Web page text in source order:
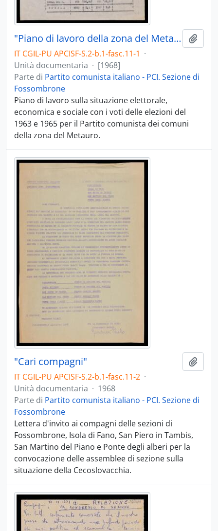
"Piano di lavoro della zona del Metauro"
IT CGIL-PU APCISF-S.2-b.1-fasc.11-1 ·
Unità documentaria · [1968]
Parte di Partito comunista italiano - PCI. Sezione di
Fossombrone
Piano di lavoro sulla situazione elettorale,
economica e sociale con i voti delle elezioni del
1963 e 1965 per il Partito comunista dei comuni
della zona del Metauro.
"Cari compagni"
IT CGIL-PU APCISF-S.2-b.1-fasc.11-2 ·
Unità documentaria · 1968
Parte di Partito comunista italiano - PCI. Sezione di
Fossombrone
Lettera d'invito ai compagni delle sezioni di
Fossombrone, Isola di Fano, San Piero in Tambis,
San Martino del Piano e Ponte degli alberi per la
convocazione delle assemblee di sezione sulla
situazione della Cecoslovacchia.